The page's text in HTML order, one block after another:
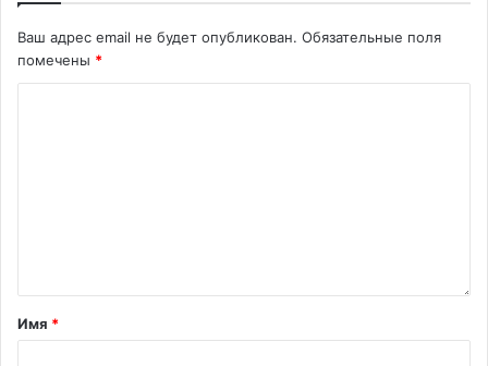
Ваш адрес email не будет опубликован. Обязательные поля
помечены *
Имя *